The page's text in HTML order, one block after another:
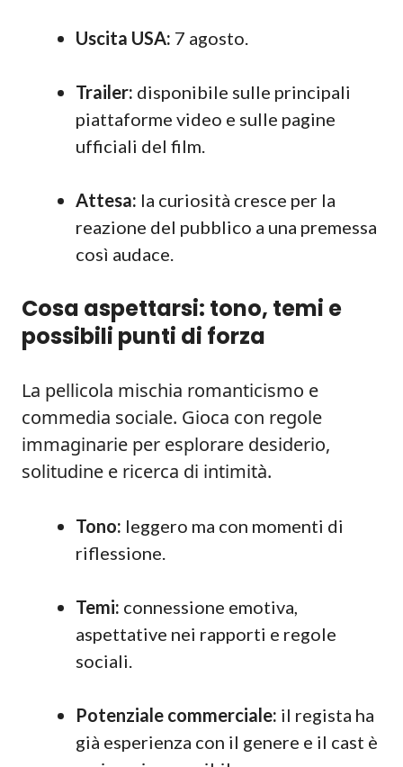
Uscita USA: 7 agosto.
Trailer: disponibile sulle principali
piattaforme video e sulle pagine
ufficiali del film.
Attesa: la curiosità cresce per la
reazione del pubblico a una premessa
così audace.
Cosa aspettarsi: tono, temi e
possibili punti di forza
La pellicola mischia romanticismo e
commedia sociale. Gioca con regole
immaginarie per esplorare desiderio,
solitudine e ricerca di intimità.
Tono: leggero ma con momenti di
riflessione.
Temi: connessione emotiva,
aspettative nei rapporti e regole
sociali.
Potenziale commerciale: il regista ha
già esperienza con il genere e il cast è